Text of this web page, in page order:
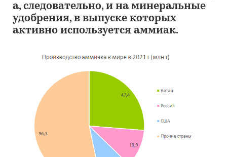
а, следовательно, и на минеральные
удобрения, в выпуске которых
активно используется аммиак.